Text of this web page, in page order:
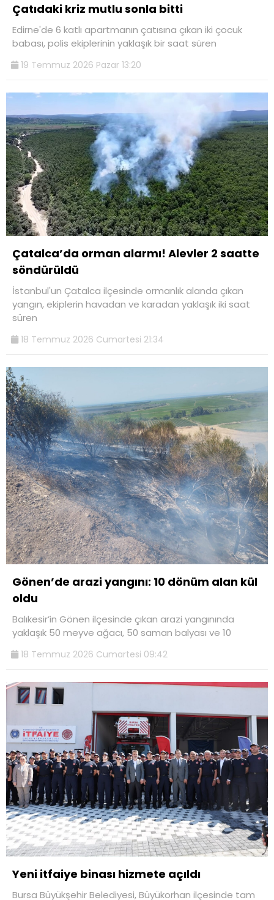
Çatıdaki kriz mutlu sonla bitti
Edirne'de 6 katlı apartmanın çatısına çıkan iki çocuk
babası, polis ekiplerinin yaklaşık bir saat süren
19 Temmuz 2026 Pazar 13:20
Çatalca’da orman alarmı! Alevler 2 saatte
söndürüldü
İstanbul'un Çatalca ilçesinde ormanlık alanda çıkan
yangın, ekiplerin havadan ve karadan yaklaşık iki saat
süren
18 Temmuz 2026 Cumartesi 21:34
Gönen’de arazi yangını: 10 dönüm alan kül
oldu
Balıkesir’in Gönen ilçesinde çıkan arazi yangınında
yaklaşık 50 meyve ağacı, 50 saman balyası ve 10
18 Temmuz 2026 Cumartesi 09:42
Yeni itfaiye binası hizmete açıldı
Bursa Büyükşehir Belediyesi, Büyükorhan ilçesinde tam